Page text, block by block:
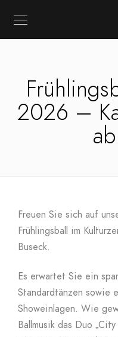
2026 –
Freuen Sie sich auf
Frühlingsball im
Buseck.
Es erwartet Sie ein
Standardtänzen sowie
Showeinlagen. Wie
Ballmusik das Duo